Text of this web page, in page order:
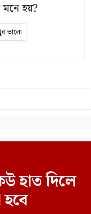
মনে হয়?
ভালো
হাত দিলে